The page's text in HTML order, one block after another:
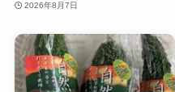
2026年8月7日